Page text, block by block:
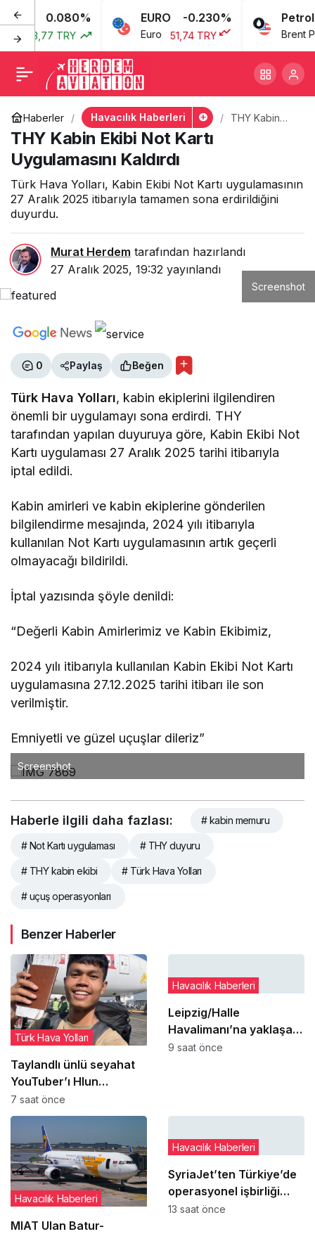
0.080%
43,77 TRY
EURO -0.230%
Euro 51,74 TRY
Petrol
Brent
Haberler Havacılık Haberleri
THY Kabin
THY Kabin Ekibi Not Kartı
Uygulamasını Kaldırdı
Türk Hava Yolları, Kabin Ekibi Not Kartı uygulamasının
27 Aralık 2025 itibarıyla tamamen sona erdirildiğini
duyurdu.
Murat Herdem tarafından hazırlandı
27 Aralık 2025, 19:32 yayınlandı
Screenshot
0 Paylaş Beğen
Türk Hava Yolları, kabin ekiplerini ilgilendiren
önemli bir uygulamayı sona erdirdi. THY
tarafından yapılan duyuruya göre, Kabin Ekibi Not
Kartı uygulaması 27 Aralık 2025 tarihi itibarıyla
iptal edildi.
Kabin amirleri ve kabin ekiplerine gönderilen
bilgilendirme mesajında, 2024 yılı itibarıyla
kullanılan Not Kartı uygulamasının artık geçerli
olmayacağı bildirildi.
İptal yazısında şöyle denildi:
“Değerli Kabin Amirlerimiz ve Kabin Ekibimiz,
2024 yılı itibarıyla kullanılan Kabin Ekibi Not Kartı
uygulamasına 27.12.2025 tarihi itibarı ile son
verilmiştir.
Emniyetli ve güzel uçuşlar dileriz”
Screenshot
THY Kabin Ekibi Not Kartı
Uygulamasını Kaldırdı
+
Haberle ilgili daha fazlası: # kabin memuru
# Not Kartı uygulaması # THY duyuru
# THY kabin ekibi # Türk Hava Yolları
# uçuş operasyonları
Benzer Haberler
Taylandlı ünlü seyahat
YouTuber’ı Hlun
Solo’nun cenazesi THY
uçağıyla ülkesine
getirildi
Türk Hava Yolları
7 saat önce
Leipzig/Halle
Havalimanı’na yaklaşan
DHL uçağı bilinmeyen
Havacılık Haberleri
9 saat önce
MIAT Ulan Batur-
Havacılık Haberleri
SyriaJet’ten Türkiye’de
operasyonel işbirliği
adımı
Havacılık Haberleri
13 saat önce